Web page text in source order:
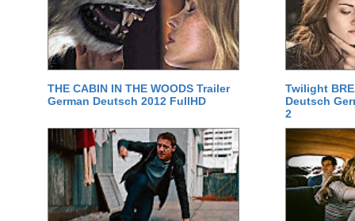
THE CABIN IN THE WOODS Trailer
German Deutsch 2012 FullHD
Twilight
Deutsch
2